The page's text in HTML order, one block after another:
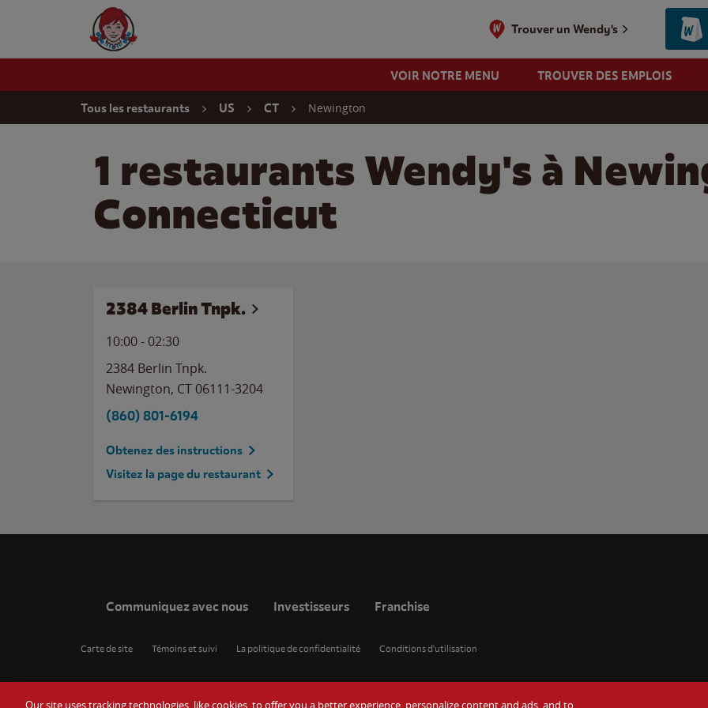
Wendy's Website Home
Trouver un Wendy's
VOIR NOTRE MENU TROUVER DES EMPLOIS
Return to NavTous les restaurants US CT Newington
1 restaurants Wendy's à
Connecticut
2384 Berlin Tnpk.
10:00- 02:30
2384 Berlin Tnpk.
Newington, CT 06111-3204
(860) 801-6194
Obtenez des instructions
Visitez la page du restaurant
Communiquez avec nous Investisseurs Franchise
Carte de site Témoins et suivi La politique de confidentialité Conditions d'utilisation
Our site uses tracking technologies, like cookies, to offer you a better experience, personalize content and ads, and to